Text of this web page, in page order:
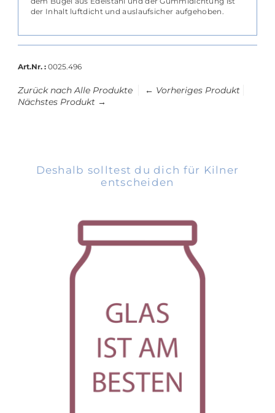
der Inhalt luftdicht und auslaufsicher aufgehoben.
Art.Nr. : 0025.496
Zurück nach Alle Produkte
← Vorheriges Produkt
Nächstes Produkt →
Deshalb solltest du dich für Kilner
entscheiden